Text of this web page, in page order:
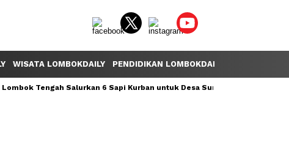
WISATA LOMBOKDAILY PENDIDIKAN LOMBOKDAILY
Lombok Tengah Salurkan 6 Sapi Kurban untuk Desa Sumber Mata Air